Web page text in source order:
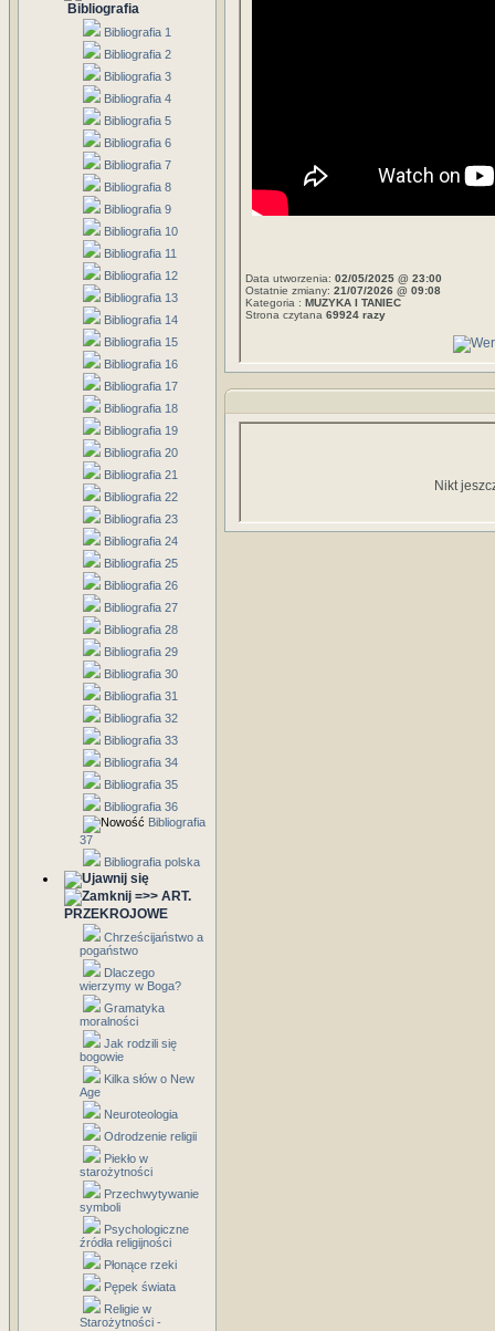
Bibliografia
Bibliografia 1
Bibliografia 2
Bibliografia 3
Bibliografia 4
Bibliografia 5
Bibliografia 6
Bibliografia 7
Bibliografia 8
Bibliografia 9
Bibliografia 10
Bibliografia 11
Bibliografia 12
Bibliografia 13
Bibliografia 14
Bibliografia 15
Bibliografia 16
Bibliografia 17
Bibliografia 18
Bibliografia 19
Bibliografia 20
Bibliografia 21
Bibliografia 22
Bibliografia 23
Bibliografia 24
Bibliografia 25
Bibliografia 26
Bibliografia 27
Bibliografia 28
Bibliografia 29
Bibliografia 30
Bibliografia 31
Bibliografia 32
Bibliografia 33
Bibliografia 34
Bibliografia 35
Bibliografia 36
Bibliografia
37
Bibliografia polska
=>> ART.
PRZEKROJOWE
Chrześcijaństwo a
pogaństwo
Dlaczego
wierzymy w Boga?
Gramatyka
moralności
Jak rodzili się
bogowie
Kilka słów o New
Age
Neuroteologia
Odrodzenie religii
Piekło w
starożytności
Przechwytywanie
symboli
Psychologiczne
źródła religijności
Płonące rzeki
Pępek świata
Religie w
Starożytności -
Data utworzenia: 02/05/2025 @ 23:00
Ostatnie zmiany: 21/07/2026 @ 09:08
Kategoria : MUZYKA I TANIEC
Strona czytana 69924 razy
Nikt